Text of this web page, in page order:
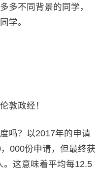
多不同背景的同学，
学。
敦政经！
吗？以2017年的申请
000份申请，但最终获
。这意味着平均每12.5